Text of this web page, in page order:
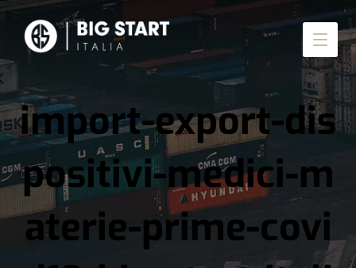
import-export-dis
positivi-medici-m
aterie-prime-covi